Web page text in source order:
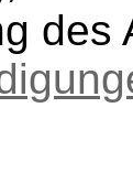
des